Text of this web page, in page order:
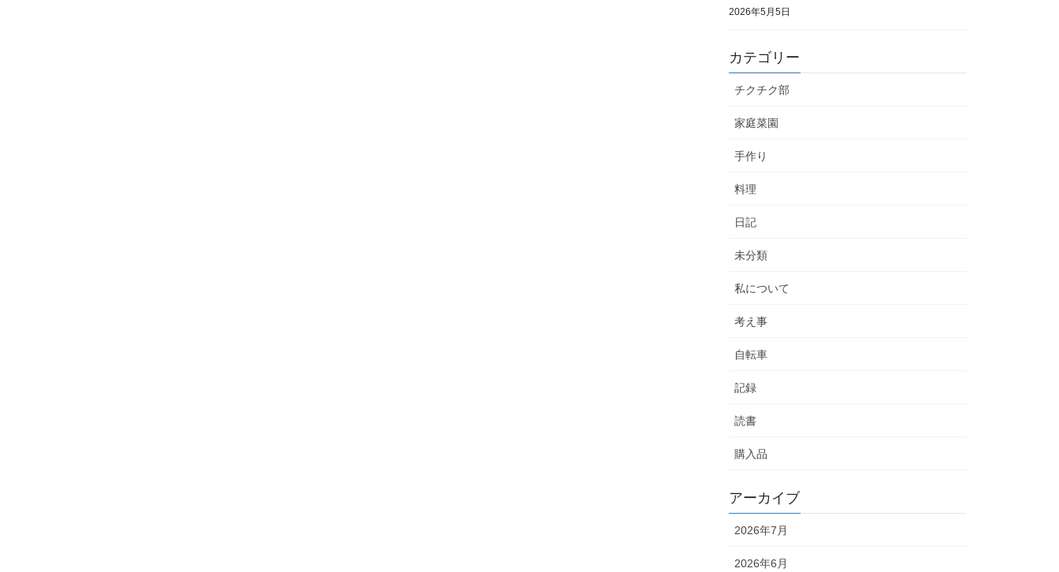
2026年5月5日
カテゴリー
チクチク部
家庭菜園
手作り
料理
日記
未分類
私について
考え事
自転車
記録
読書
購入品
アーカイブ
2026年7月
2026年6月